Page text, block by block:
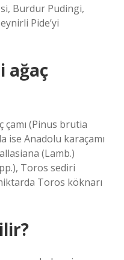
Burdur Pudingi,
Pide’yi
ağaç
(Pinus brutia
ise Anadolu karaçamı
(Lamb.)
Toros sediri
Toros köknarı